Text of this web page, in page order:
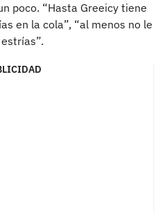
poco. “Hasta Greeicy tiene
en la cola”, “al menos no le